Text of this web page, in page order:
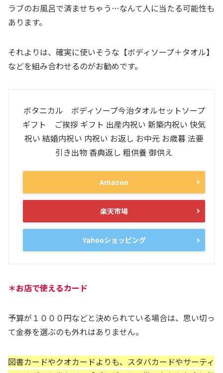
ラブのお風呂で済ませちゃう…なんて人に当たる可能性も
あります。
それよりは、確実に使いそうな【ボディソープ＋タオル】
などを組み合わせるのがお勧めです。
ボタニカル ボディソープ今治タオルセットソープ
ギフト ご挨拶 ギフト 出産内祝い 新築内祝い 快気
祝い 結婚内祝い 内祝い お返し お中元 お歳暮 法要
引き出物 香典返し 粗供養 御供え
Amazon
楽天市場
Yahooショッピング
＊お店で使えるカード
予算が１０００円などと決められている場合は、思い切っ
て金券を選ぶのも外れはありません。
図書カードやクオカードよりも、スタバカードやサーティ